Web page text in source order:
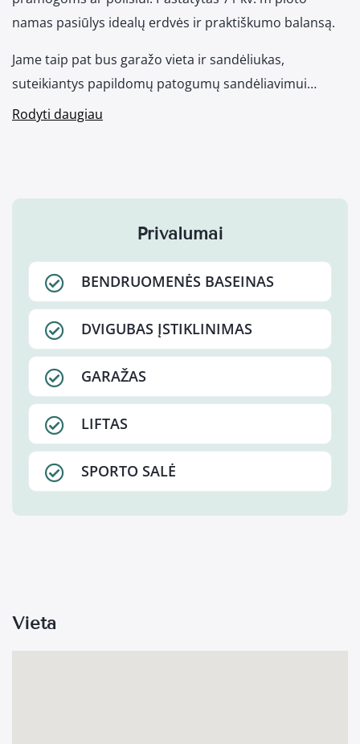
namas pasiūlys idealų erdvės ir praktiškumo balansą.
Jame taip pat bus garažo vieta ir sandėliukas,
suteikiantys papildomų patogumų sandėliavimui…
Rodyti daugiau
Privalumai
BENDRUOMENĖS BASEINAS
DVIGUBAS ĮSTIKLINIMAS
GARAŽAS
LIFTAS
SPORTO SALĖ
Vieta